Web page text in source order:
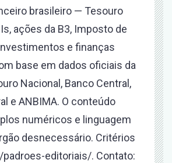
brasileiro — Tesouro
ações da B3, Imposto de
e finanças
base em dados oficiais da
Nacional, Banco Central,
e ANBIMA. O conteúdo
numéricos e linguagem
desnecessário. Critérios
editoriais/. Contato: